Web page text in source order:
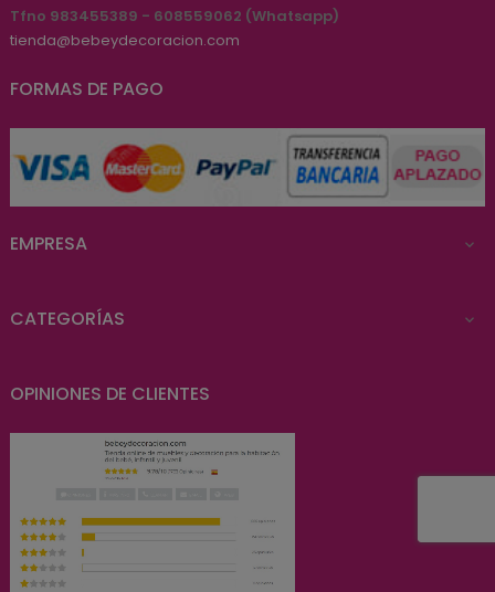
Tfno 983455389 - 608559062 (Whatsapp)
tienda@bebeydecoracion.com
FORMAS DE PAGO
EMPRESA 
CATEGORÍAS 
OPINIONES DE CLIENTES